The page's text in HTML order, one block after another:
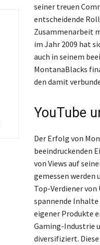
seiner treuen
entscheidende
Zusammenarbeit
im Jahr 2009 hat
auch in seinem
MontanaBlacks
den damit
YouTube
Der Erfolg von
beeindruckenden
von Views auf
gemessen
Top-Verdiener
spannende
eigener Produkte
Gaming-Industrie
diversifiziert.